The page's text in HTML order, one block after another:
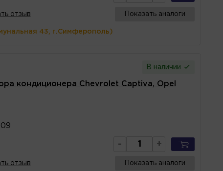
отзыв Показать аналоги
43, г.Симферополь)
В наличии
кондиционера Chevrolet Captiva, Opel
- +
отзыв Показать аналоги